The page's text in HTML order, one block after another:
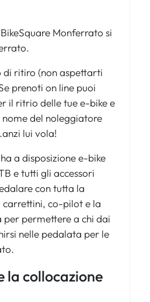
Monferrato si
di ritiro (non aspettarti
prenoti on line puoi
il ritrio delle tue e-bike e
del noleggiatore
lui vola!
a disposizione e-bike
e tutti gli accessori
con tutta la
co-pilot e la
per permettere a chi dai
nelle pedalata per le
la collocazione